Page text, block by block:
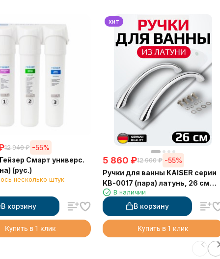
12 940 ₽ -55%
Смарт универс.
(рус.)
несколько штук
В корзину
Купить в 1 клик
хит
5 860 ₽12 900 ₽ -55%
Ручки для ванны KAISER серии
KB-0017 (пара) латунь, 26 см
между отверстиями
В наличии
В корзину
Купить в 1 клик